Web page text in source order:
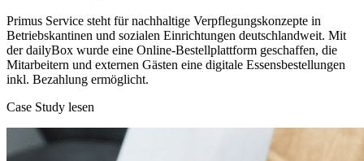
Primus Service steht für nachhaltige Verpflegungskonzepte in
Betriebskantinen und sozialen Einrichtungen deutschlandweit. Mit
der dailyBox wurde eine Online-Bestellplattform geschaffen, die
Mitarbeitern und externen Gästen eine digitale Essensbestellungen
inkl. Bezahlung ermöglicht.
Case Study lesen